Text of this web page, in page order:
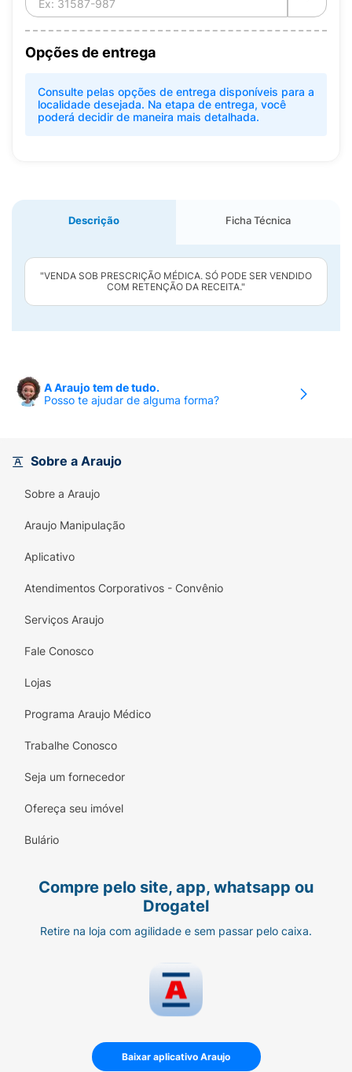
Opções de entrega
Consulte pelas opções de entrega disponíveis para a
localidade desejada. Na etapa de entrega, você
poderá decidir de maneira mais detalhada.
Descrição Ficha Técnica
"VENDA SOB PRESCRIÇÃO MÉDICA. SÓ PODE SER VENDIDO
COM RETENÇÃO DA RECEITA."
A Araujo tem de tudo.
Posso te ajudar de alguma forma?
Sobre a Araujo
Sobre a Araujo
Araujo Manipulação
Aplicativo
Atendimentos Corporativos - Convênio
Serviços Araujo
Fale Conosco
Lojas
Programa Araujo Médico
Trabalhe Conosco
Seja um fornecedor
Ofereça seu imóvel
Bulário
Compre pelo site, app, whatsapp ou
Drogatel
Retire na loja com agilidade e sem passar pelo caixa.
Baixar aplicativo Araujo